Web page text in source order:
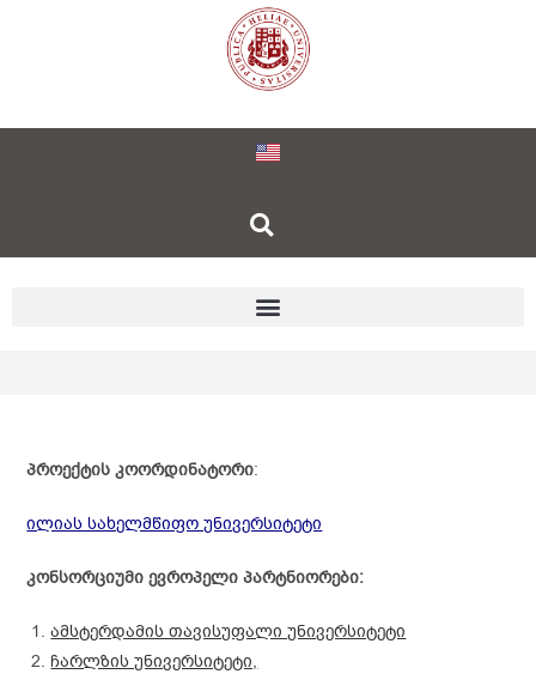
პროექტის კოორდინატორი:
ილიას სახელმწიფო უნივერსიტეტი
კონსორციუმი ევროპელი პარტნიორები:
ამსტერდამის თავისუფალი უნივერსიტეტი
ჩარლზის უნივერსიტეტი,